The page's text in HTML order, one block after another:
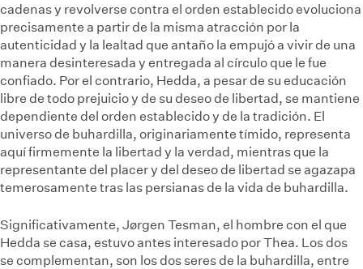
cadenas y revolverse contra el orden establecido evoluciona
precisamente a partir de la misma atracción por la
autenticidad y la lealtad que antaño la empujó a vivir de una
manera desinteresada y entregada al círculo que le fue
confiado. Por el contrario, Hedda, a pesar de su educación
libre de todo prejuicio y de su deseo de libertad, se mantiene
dependiente del orden establecido y de la tradición. El
universo de buhardilla, originariamente tímido, representa
aquí firmemente la libertad y la verdad, mientras que la
representante del placer y del deseo de libertad se agazapa
temerosamente tras las persianas de la vida de buhardilla.
Significativamente, Jørgen Tesman, el hombre con el que
Hedda se casa, estuvo antes interesado por Thea. Los dos
se complementan, son los dos seres de la buhardilla, entre